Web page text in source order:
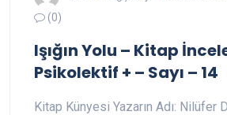
(0)
Işığın Yolu – Kitap
Psikolektif + – Sayı – 14
Kitap Künyesi Yazarın Adı: Nilüfer